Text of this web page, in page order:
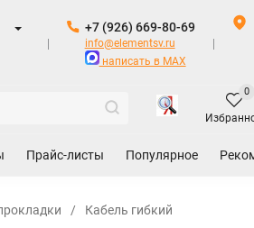
+7 (926) 669-80-69
info@elementsv.ru
написать в MAX
0
Прайс-листы Популярное
/ Кабель гибкий